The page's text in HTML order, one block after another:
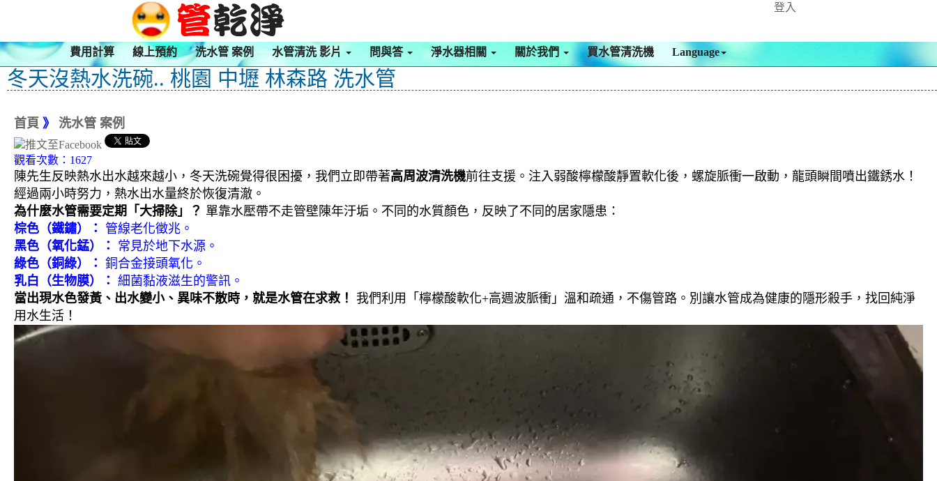
登入
費用計算 線上預約 洗水管 案例 水管清洗 影片 問與答 淨水器相關 關於我們 買水管清洗機 Language
冬天沒熱水洗碗.. 桃園 中壢 林森路 洗水管
首頁 》 洗水管 案例
觀看次數：1627
陳先生反映熱水出水越來越小，冬天洗碗覺得很困擾，我們立即帶著高周波清洗機前往支援。注入弱酸檸檬酸靜置軟化後，螺旋脈衝一啟動，龍頭瞬間噴出鐵銹水！
經過兩小時努力，熱水出水量終於恢復清澈。
為什麼水管需要定期「大掃除」？ 單靠水壓帶不走管壁陳年汙垢。不同的水質顏色，反映了不同的居家隱患：
棕色（鐵鏽）：
管線老化徵兆。
黑色（氧化錳）：
常見於地下水源。
綠色（銅綠）： 銅合金接頭氧化。
乳白（生物膜）： 細菌黏液滋生的警訊。
當出現水色發黃、出水變小、異味不散時，就是水管在求救！
我們利用「檸檬酸軟化+高週波脈衝」溫和疏通，不傷管路。別讓水管成為健康的隱形殺手，找回純淨
用水生活！